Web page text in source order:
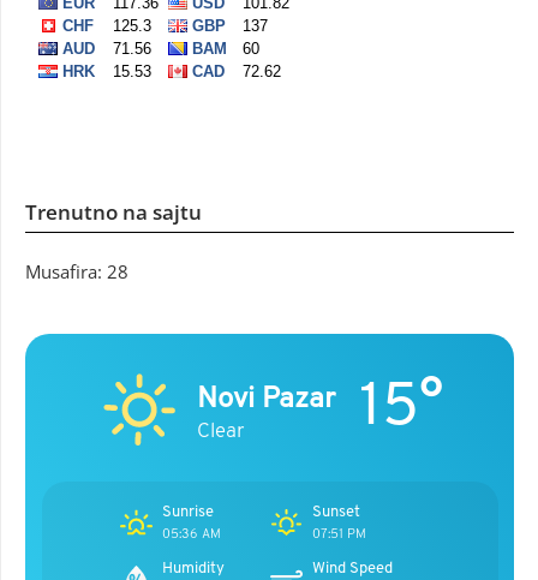
Trenutno na sajtu
Musafira: 28
Novi Pazar
Clear 15°
Sunrise
05:36 AM
Sunset
07:51 PM
Humidity Wind Speed